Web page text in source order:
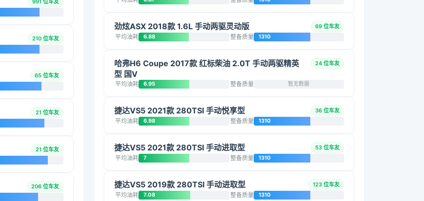
991 位车友
210 位车友
65 位车友
21 位车友
21 位车友
206 位车友
劲炫ASX 2018款 1.6L 手动两驱灵动版 69 位车友
平均油耗 6.88 整备质量 1310
哈弗H6 Coupe 2017款 红标柴油 2.0T 手动两驱精英
型 国V
24 位车友
平均油耗 6.95 整备质量 暂无数据
捷达VS5 2021款 280TSI 手动悦享型 36 位车友
平均油耗 6.98 整备质量 1310
捷达VS5 2021款 280TSI 手动进取型 53 位车友
平均油耗 7 整备质量 1310
捷达VS5 2019款 280TSI 手动进取型 123 位车友
平均油耗 7.08 整备质量 1310